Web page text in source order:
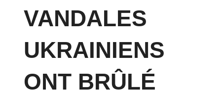
VANDALES
UKRAINIENS
ONT BRÛLÉ